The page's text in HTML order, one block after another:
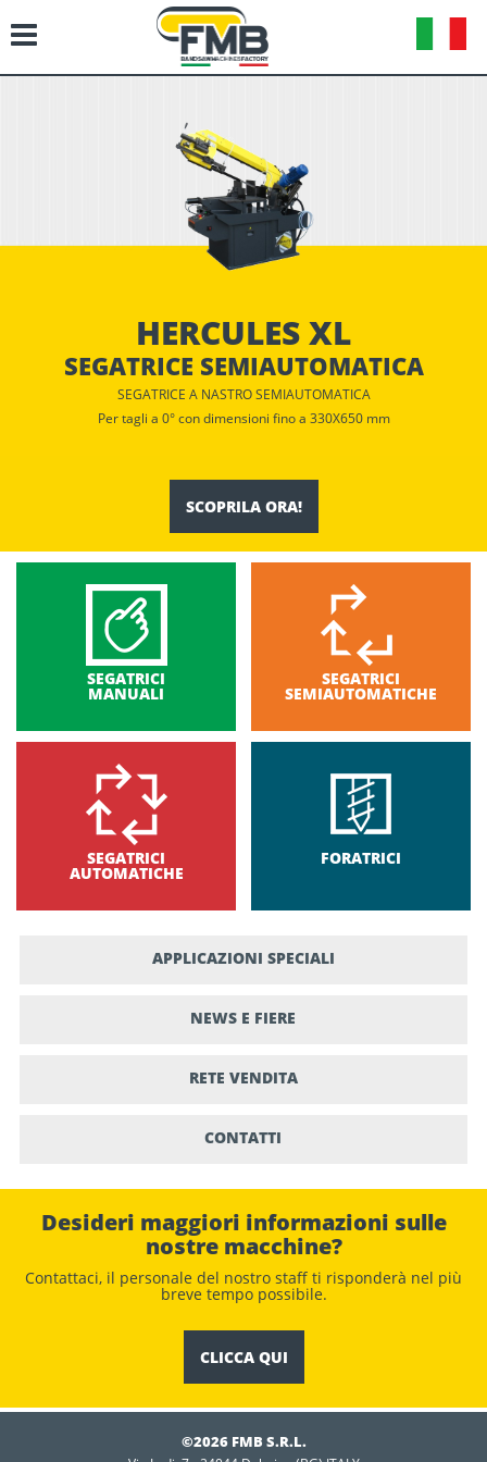
HERCULES XL
SEGATRICE SEMIAUTOMATICA
SEGATRICE A NASTRO SEMIAUTOMATICA
Per tagli a 0° con dimensioni fino a 330X650 mm
SCOPRILA ORA!
SEGATRICI
MANUALI
SEGATRICI
SEMIAUTOMATICHE
SEGATRICI
AUTOMATICHE
FORATRICI
APPLICAZIONI SPECIALI
NEWS E FIERE
RETE VENDITA
CONTATTI
Desideri maggiori informazioni sulle
nostre macchine?
Contattaci, il personale del nostro staﬀ ti risponderà nel più
breve tempo possibile.
CLICCA QUI
©2026 FMB S.R.L.